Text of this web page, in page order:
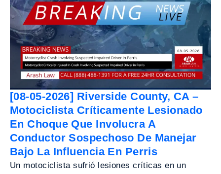
[08-05-2026] Riverside County, CA –
Motociclista Críticamente Lesionado
En Choque Que Involucra A
Conductor Sospechoso De Manejar
Bajo La Influencia En Perris
Un motociclista sufrió lesiones críticas en un